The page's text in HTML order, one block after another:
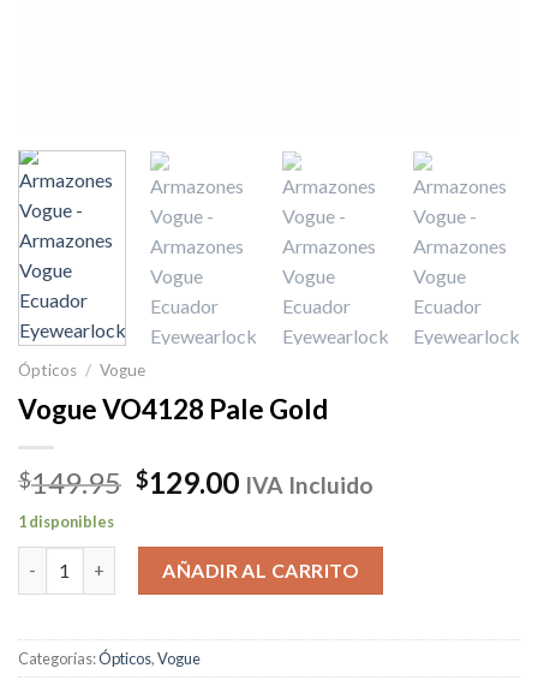
Ópticos / Vogue
Vogue VO4128 Pale Gold
$149.95 El
original
era:
$149.95.
$129.00El
actual
es:
$129.00.
IVA Incluido
1 disponibles
Vogue VO4128 Pale Gold cantidad
AÑADIR AL CARRITO
Categorías:Ópticos,Vogue